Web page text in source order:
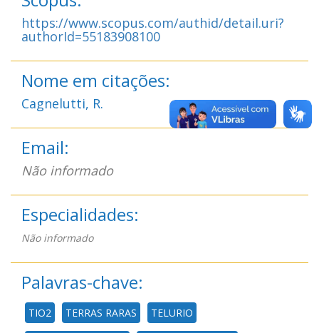
https://www.scopus.com/authid/detail.uri?
authorId=55183908100
Nome em citações:
Cagnelutti, R.
Email:
Não informado
Especialidades:
Não informado
Palavras-chave:
TIO2 TERRAS RARAS TELURIO